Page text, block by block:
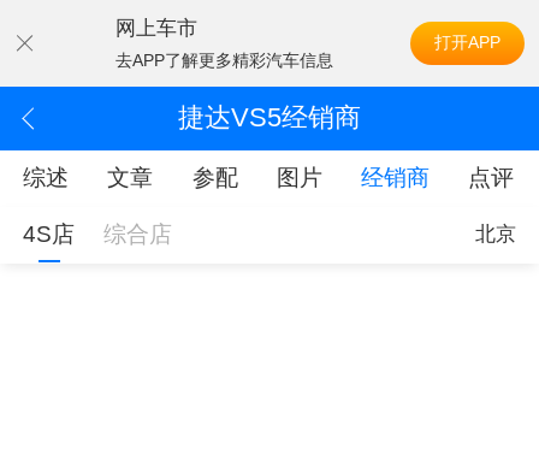
网上车市
去APP了解更多精彩汽车信息
打开APP
捷达VS5经销商
综述 文章 参配 图片 经销商 点评
4S店 综合店 北京